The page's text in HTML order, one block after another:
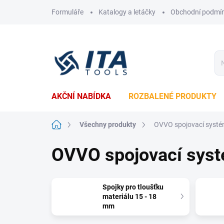
Formuláře Katalogy a letáčky Obchodní
AKČNÍ NABÍDKA ROZBALENÉ PRODUKTY
Domů Všechny produkty OVVO spojovací
OVVO spojovací
Spojky pro tloušťku
materiálu 15 - 18
mm